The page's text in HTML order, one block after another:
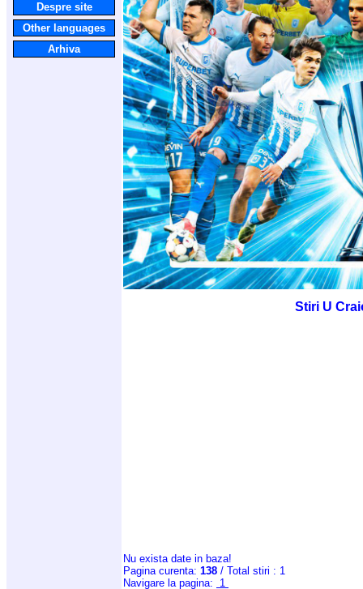
Despre site
Other languages
Arhiva
Stiri U
Nu exista date in baza!
Pagina curenta: 138 / Total stiri : 1
Navigare la pagina:
1